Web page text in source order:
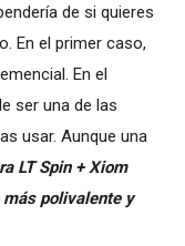
de si quieres
En el primer caso,
En el
ser una de las
usar. Aunque una
LT Spin + Xiom
más polivalente y